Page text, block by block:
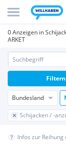
0 Anzeigen in
ARKET
Bundesland
Schijacken / -
Filtern
Infos zur